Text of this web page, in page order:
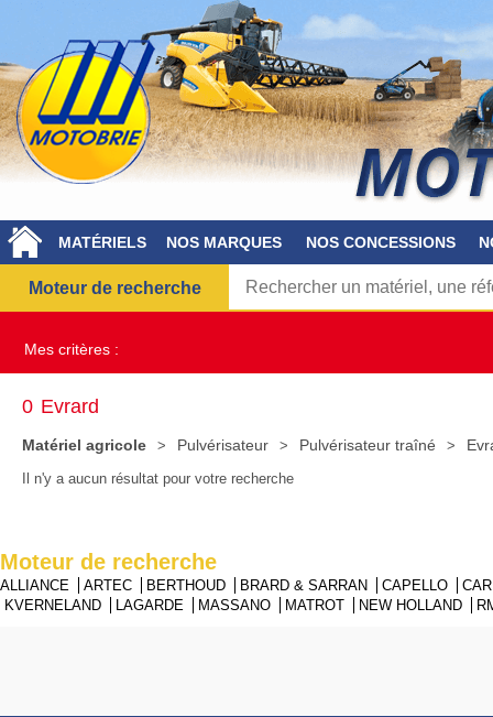
MATÉRIELS NOS MARQUES NOS CONCESSIONS
Moteur de recherche
Mes critères :
Matériel agricole Pulvérisateur Pulvérisateur traîné
0 Evrard
Il n'y a aucun résultat pour votre recherche
Moteur de recherche
ALLIANCE ARTEC BERTHOUD BRARD & SARRAN CAPELLO
KVERNELAND
LAGARDE MASSANO MATROT NEW HOLLAND